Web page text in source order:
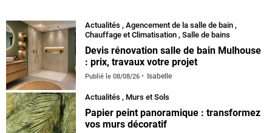
Actualités , Agencement de la salle de bain ,
Chauffage et Climatisation , Salle de bains
Devis rénovation salle de bain Mulhouse
: prix, travaux votre projet
Publié le 08/08/26 Isabelle
Actualités , Murs et Sols
Papier peint panoramique : transformez
vos murs décoratif